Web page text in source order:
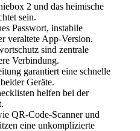
2 und das heimische
sein.
Passwort, instabile
veraltete App-Version.
sind zentrale
Verbindung.
garantiert eine schnelle
Geräte.
helfen bei der
QR-Code-Scanner und
eine unkomplizierte